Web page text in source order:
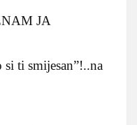
JA
ti smijesan”!..na